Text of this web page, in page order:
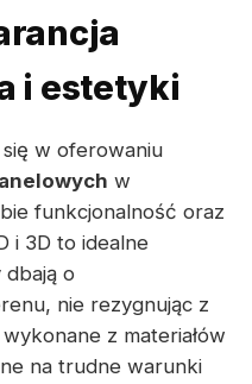
i estetyki
się w oferowaniu
w
funkcjonalność oraz
i 3D to idealne
o
nie rezygnując z
z materiałów
na trudne warunki